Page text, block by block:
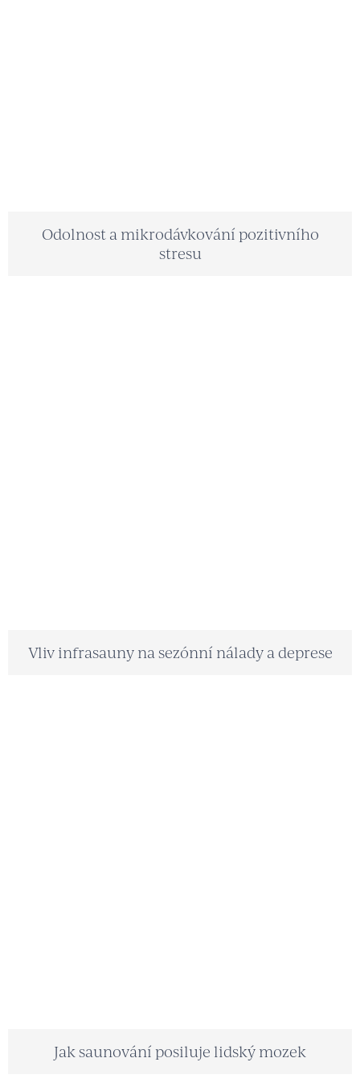
Odolnost a mikrodávkování pozitivního
stresu
Vliv infrasauny na sezónní nálady a deprese
Jak saunování posiluje lidský mozek